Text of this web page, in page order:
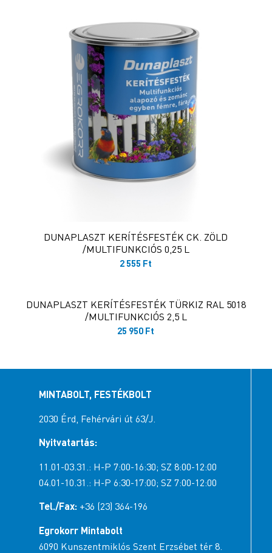
DUNAPLASZT KERÍTÉSFESTÉK CK. ZÖLD
/MULTIFUNKCIÓS 0,25 L
2 555 Ft
DUNAPLASZT KERÍTÉSFESTÉK TÜRKIZ RAL 5018
/MULTIFUNKCIÓS 2,5 L
25 950 Ft
MINTABOLT, FESTÉKBOLT
2030 Érd, Fehérvári út 63/J.
Nyitvatartás:
11.01-03.31.: H-P 7:00-16:30; SZ 8:00-12:00
04.01-10.31.: H-P 6:30-17:00; SZ 7:00-12:00
Tel./Fax: +36 (23) 364-196
Egrokorr Mintabolt
6090 Kunszentmiklós Szent Erzsébet tér 8.